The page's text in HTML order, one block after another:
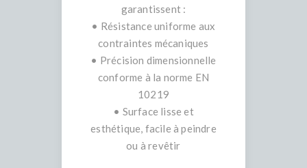
garantissent :
• Résistance uniforme aux
contraintes mécaniques
• Précision dimensionnelle
conforme à la norme EN
10219
• Surface lisse et
esthétique, facile à peindre
ou à revêtir